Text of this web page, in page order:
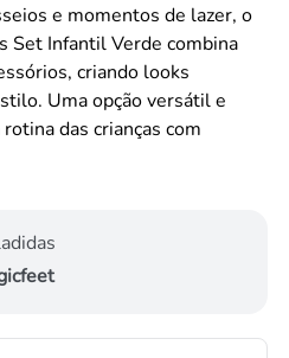
e momentos de lazer, o
Set Infantil Verde combina
criando looks
Uma opção versátil e
das crianças com
adidas